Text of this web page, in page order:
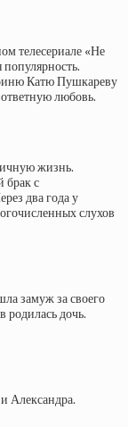
телесериале «Не
Катю Пушкареву
любовь.
жизнь.
брак с
два года у
слухов
замуж за своего
родилась дочь.
Александра.